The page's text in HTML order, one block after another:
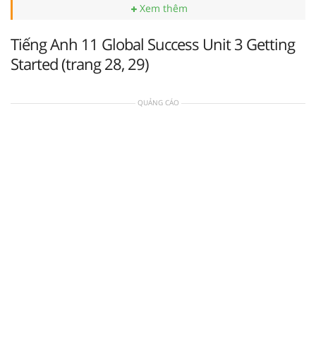
Xem thêm
Tiếng Anh 11 Global Success Unit 3 Getting
Started (trang 28, 29)
QUẢNG CÁO